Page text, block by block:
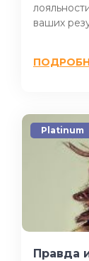
ваших
Platinum
Правда